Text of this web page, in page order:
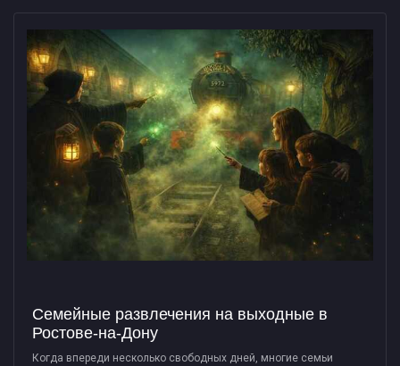
Семейные развлечения на выходные в
Ростове-на-Дону
Когда впереди несколько свободных дней, многие семьи